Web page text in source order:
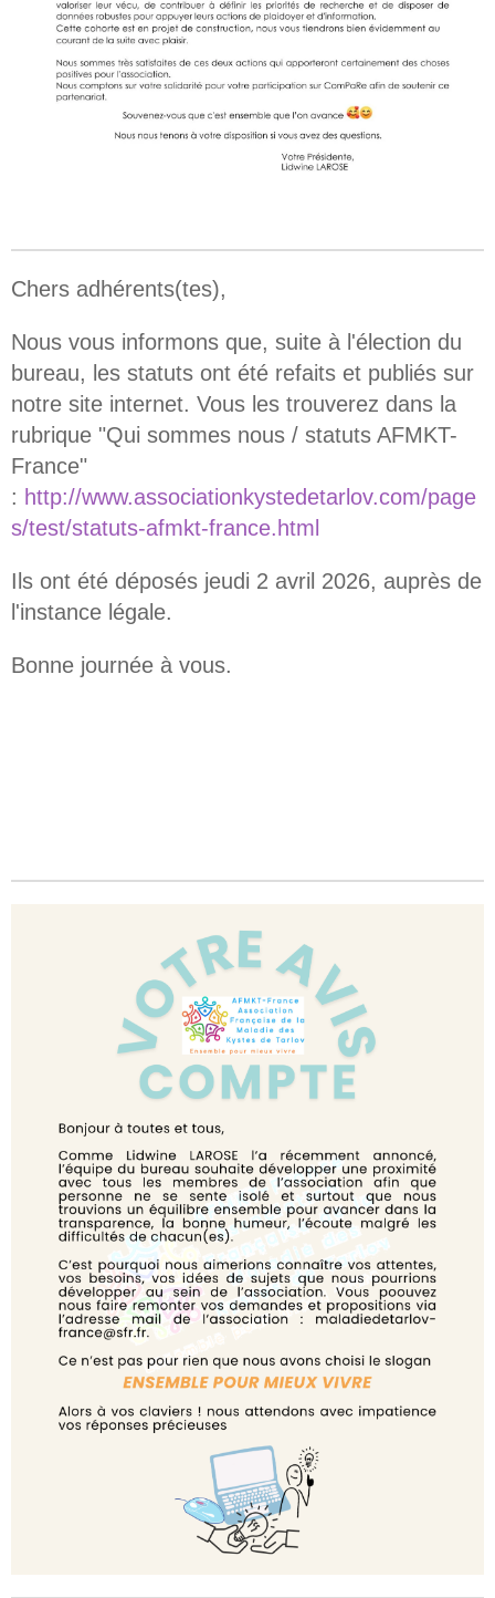
Chers adhérents(tes),
Nous vous informons que, suite à l'élection du
bureau, les statuts ont été refaits et publiés sur
notre site internet. Vous les trouverez dans la
rubrique "Qui sommes nous / statuts AFMKT-
France"
: http://www.associationkystedetarlov.com/page
s/test/statuts-afmkt-france.html
Ils ont été déposés jeudi 2 avril 2026, auprès de
l'instance légale.
Bonne journée à vous.